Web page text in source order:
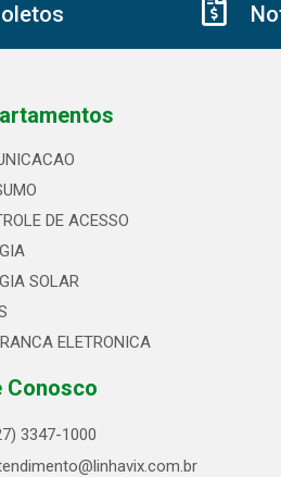
DE ACESSO
SOLAR
ELETRONICA
Conosco
3347-1000